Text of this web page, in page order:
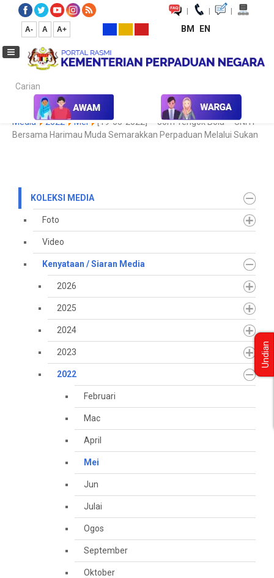
| | |
A- A A+ BM EN
Carian...
Laman Utama Media Koleksi Media
Kenyataan / Siaran
Media
2022 Mei
[19-05-2022] - “Jom Tengok Bola” - UNITI
Bersama Harimau Muda Semarakkan Perpaduan Melalui Sukan
KOLEKSI MEDIA
Foto
Video
Kenyataan / Siaran Media
2026
2025
2024
2023
2022
Februari
Mac
April
Mei
Jun
Julai
Ogos
September
Oktober
Undian